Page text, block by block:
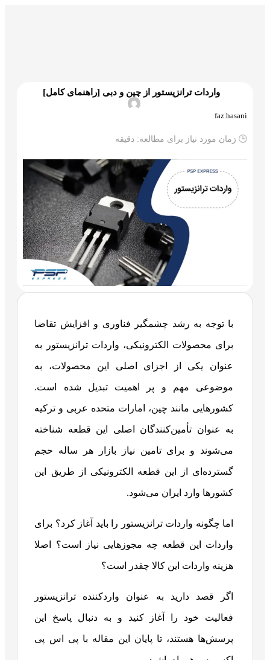
واردات ترانزیستور از چین و دبی [راهنمای کامل]
faz.hasani
🕒 زمان مورد نیاز برای مطالعه: دقیقه
با توجه به رشد چشمگیر فناوری و افزایش تقاضا
برای محصولات الکترونیکی، واردات ترانزیستور به
عنوان یکی از اجزای اصلی این محصولات، به
موضوعی مهم و پر اهمیت تبدیل شده است.
کشورهایی مانند چین، امارات متحده عربی و ترکیه
به عنوان تأمین‌کنندگان اصلی این قطعه شناخته
می‌شوند و برای تامین نیاز بازار هر ساله حجم
گسترده‌ای از این قطعه الکترونیکی از طریق این
کشورها وارد ایران می‌شود.
اما چگونه واردات ترانزیستور را باید آغاز کرد؟ برای
واردات این قطعه چه مجوزهایی نیاز است؟ اصلا
هزینه واردات این کالا چقدر است؟
اگر قصد دارید به عنوان واردکننده ترانزیستور
فعالیت خود را آغاز کنید و به دنبال پاسخ این
پرسش‌ها هستند، تا پایان این مقاله با پی اس پی